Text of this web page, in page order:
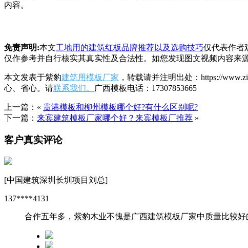
内容。
免责声明:本文工地用的建筑红板品牌推荐以及选购技巧仅代表作者
仅作参考并自行核实其真实性及合法性。如您发现图文视频内容来
本文发表于紫豹建筑用模板厂家 ，转载请并注明出处：https://
心、省心。请联系我们。 广西模板电话：17307853665
上一篇：« 贵港模板和柳州模板哪个好?有什么区别呢?
下一篇： 来宾建筑模板厂家哪个好？来宾模板厂推荐 »
客户真实评论
[中国建筑深圳长圳项目刘总]
137****4131
合作五年多，紫豹木业不愧是广西建筑模板厂家中质量比较